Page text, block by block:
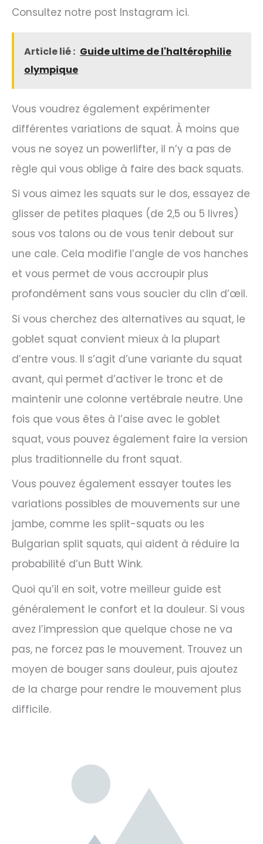
Consultez notre post Instagram ici.
Article lié : Guide ultime de l'haltérophilie
olympique
Vous voudrez également expérimenter
différentes variations de squat. À moins que
vous ne soyez un powerlifter, il n’y a pas de
règle qui vous oblige à faire des back squats.
Si vous aimez les squats sur le dos, essayez de
glisser de petites plaques (de 2,5 ou 5 livres)
sous vos talons ou de vous tenir debout sur
une cale. Cela modifie l’angle de vos hanches
et vous permet de vous accroupir plus
profondément sans vous soucier du clin d’œil.
Si vous cherchez des alternatives au squat, le
goblet squat convient mieux à la plupart
d’entre vous. Il s’agit d’une variante du squat
avant, qui permet d’activer le tronc et de
maintenir une colonne vertébrale neutre. Une
fois que vous êtes à l’aise avec le goblet
squat, vous pouvez également faire la version
plus traditionnelle du front squat.
Vous pouvez également essayer toutes les
variations possibles de mouvements sur une
jambe, comme les split-squats ou les
Bulgarian split squats, qui aident à réduire la
probabilité d’un Butt Wink.
Quoi qu’il en soit, votre meilleur guide est
généralement le confort et la douleur. Si vous
avez l’impression que quelque chose ne va
pas, ne forcez pas le mouvement. Trouvez un
moyen de bouger sans douleur, puis ajoutez
de la charge pour rendre le mouvement plus
difficile.